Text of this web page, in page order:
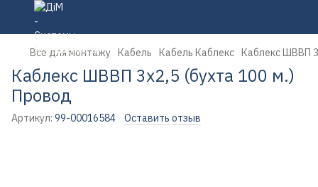
Все для монтажу Кабель Кабель Каблекс Каблекс ШВВП
Каблекс ШВВП 3х2,5 (бухта 100 м.)
Провод
Артикул: 99-00016584 Оставить отзыв